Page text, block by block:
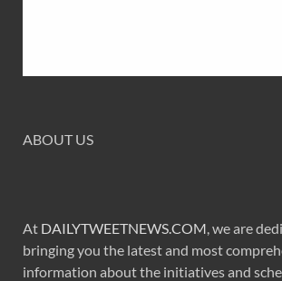
ABOUT US
At DAILYTWEETNEWS.COM , we are
bringing you the latest and most
information about the initiatives and